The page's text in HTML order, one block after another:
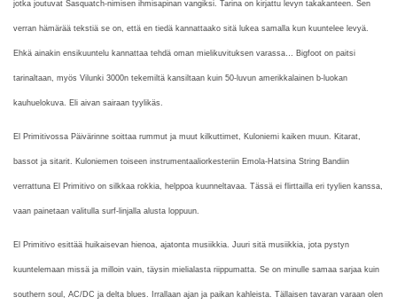
jotka joutuvat Sasquatch-nimisen ihmisapinan vangiksi. Tarina on kirjattu levyn takakanteen. Sen
verran hämärää tekstiä se on, että en tiedä kannattaako sitä lukea samalla kun kuuntelee levyä.
Ehkä ainakin ensikuuntelu kannattaa tehdä oman mielikuvituksen varassa… Bigfoot on paitsi
tarinaltaan, myös Vilunki 3000n tekemiltä kansiltaan kuin 50-luvun amerikkalainen b-luokan
kauhuelokuva. Eli aivan sairaan tyylikäs.
El Primitivossa Päivärinne soittaa rummut ja muut kilkuttimet, Kuloniemi kaiken muun. Kitarat,
bassot ja sitarit. Kuloniemen toiseen instrumentaaliorkesteriin Emola-Hatsina String Bandiin
verrattuna El Primitivo on silkkaa rokkia, helppoa kuunneltavaa. Tässä ei flirttailla eri tyylien kanssa,
vaan painetaan valitulla surf-linjalla alusta loppuun.
El Primitivo esittää huikaisevan hienoa, ajatonta musiikkia. Juuri sitä musiikkia, jota pystyn
kuuntelemaan missä ja milloin vain, täysin mielialasta riippumatta. Se on minulle samaa sarjaa kuin
southern soul, AC/DC ja delta blues. Irrallaan ajan ja paikan kahleista. Tällaisen tavaran varaan olen